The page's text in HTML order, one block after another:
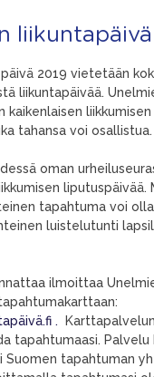
liikuntapäivä
päivä 2019 vietetään
liikuntapäivää.
kaikenlaisen
tahansa voi osallistua.
oman
liputuspäivää.
tapahtuma voi
luistelutunti
ilmoittaa
.
tapahtumaasi. Palvelu
Suomen tapahtuman